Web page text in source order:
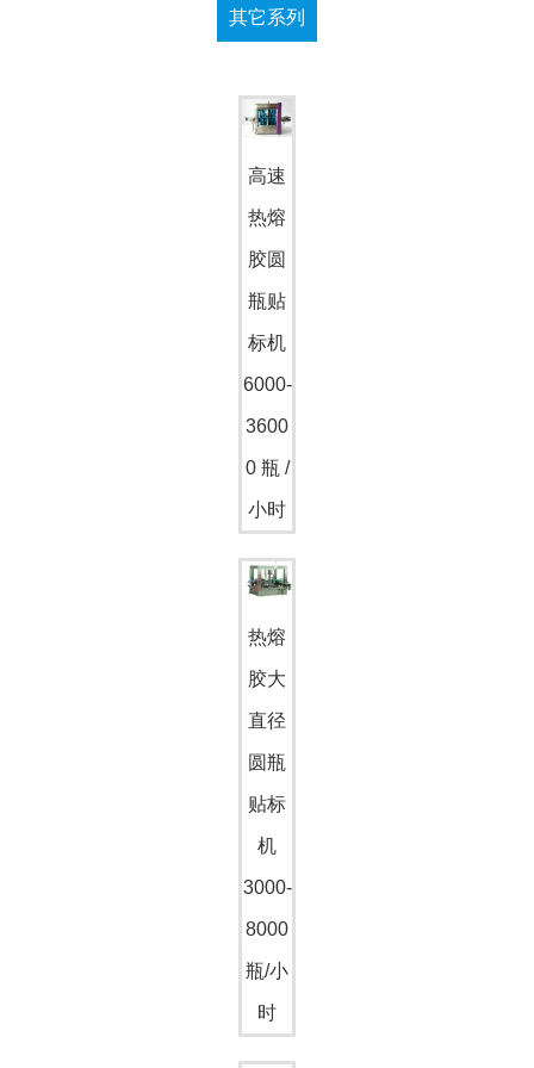
其它系列
高速
热熔
胶圆
瓶贴
标机
6000-
3600
0 瓶 /
小时
热熔
胶大
直径
圆瓶
贴标
机
3000-
8000
瓶/小
时